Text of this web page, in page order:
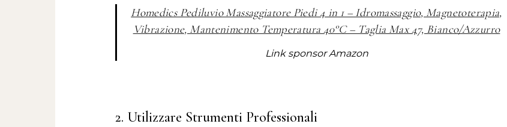
Homedics Pediluvio Massaggiatore Piedi 4 in 1 – Idromassaggio, Magnetoterapia,
Vibrazione, Mantenimento Temperatura 40°C – Taglia Max 47, Bianco/Azzurro
Link sponsor Amazon
2. Utilizzare Strumenti Professionali